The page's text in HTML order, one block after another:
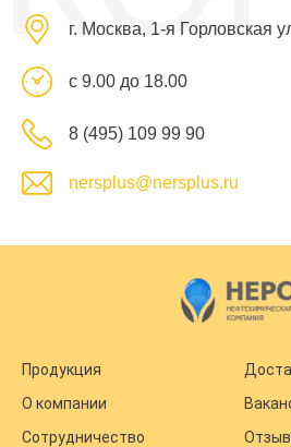
г. Москва, 1-я Горловская
с 9.00 до 18.00
8 (495) 109 99 90
nersplus@nersplus.ru
Продукция
О компании
Сотрудничество